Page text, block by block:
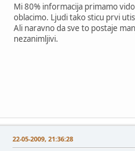
Mi 80% informacija primamo
oblacimo. Ljudi tako sticu prvi
Ali naravno da sve to postaje
nezanimljivi.
22-05-2009, 21:36:28